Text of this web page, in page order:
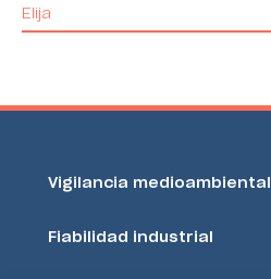
Elija
Vigilancia medioambiental
Fiabilidad industrial